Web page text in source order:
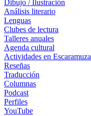
Dibujo / Ilustración
Análisis literario
Lenguas
Clubes de lectura
Talleres anuales
Agenda cultural
Actividades en Escaramuza
Reseñas
Traducción
Columnas
Podcast
Perfiles
YouTube